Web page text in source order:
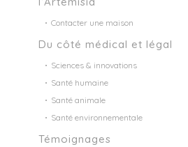
Contacter une maison
Du côté médical et légal
Sciences & innovations
Santé humaine
Santé animale
Santé environnementale
Témoignages